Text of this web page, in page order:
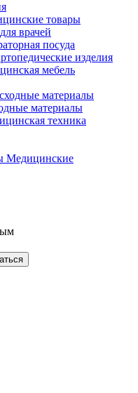
товары
врачей
посуда
изделия
мебель
материалы
техника
Медицинские